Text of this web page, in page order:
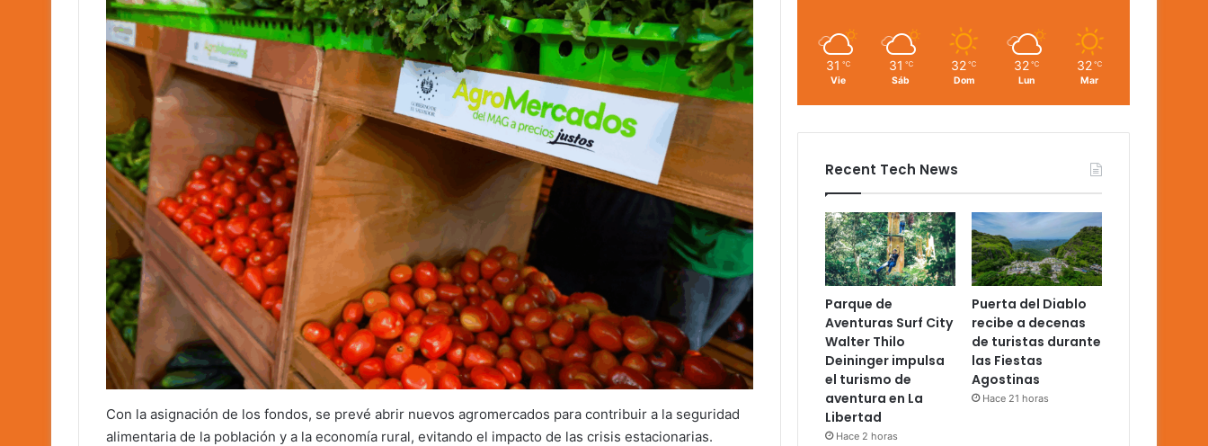
Con la asignación de los fondos, se prevé abrir nuevos agromercados para contribuir a la seguridad
alimentaria de la población y a la economía rural, evitando el impacto de las crisis estacionarias.
31 ℃
Vie
31 ℃
Sáb
32 ℃
Dom
32 ℃
Lun
32 ℃
Mar
Recent Tech News
Parque de
Aventuras Surf City
Walter Thilo
Deininger impulsa
el turismo de
aventura en La
Libertad
Hace 2 horas
Puerta del Diablo
recibe a decenas
de turistas durante
las Fiestas
Agostinas
Hace 21 horas